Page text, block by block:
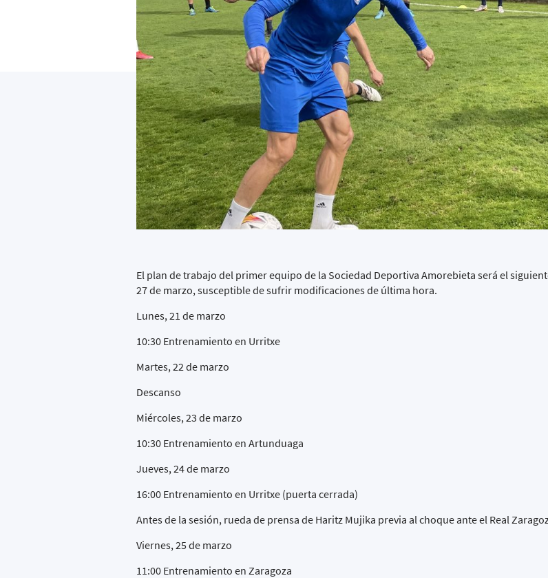
El plan de trabajo del primer equipo de la Sociedad Deportiva Amorebieta será el
27 de marzo, susceptible de sufrir modificaciones de última hora.
Lunes, 21 de marzo
10:30 Entrenamiento en Urritxe
Martes, 22 de marzo
Descanso
Miércoles, 23 de marzo
10:30 Entrenamiento en Artunduaga
Jueves, 24 de marzo
16:00 Entrenamiento en Urritxe (puerta cerrada)
Antes de la sesión, rueda de prensa de Haritz Mujika previa al choque ante el Real
Viernes, 25 de marzo
11:00 Entrenamiento en Zaragoza